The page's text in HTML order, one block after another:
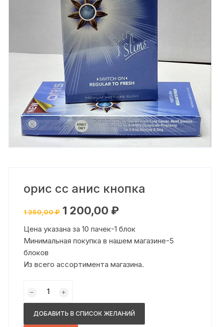
орис сс анис кнопка
1 350,00₽ Первоначальная
цена
1
350,00 ₽.
1 200,00 ₽Текущая
200,00 ₽.
Цена указана за 10 пачек-1 блок
Минимальная покупка в нашем магазине-5
блоков
Из всего ассортимента магазина.
товара
орисДОБАВИТЬ В СПИСОК ЖЕЛАНИЙ